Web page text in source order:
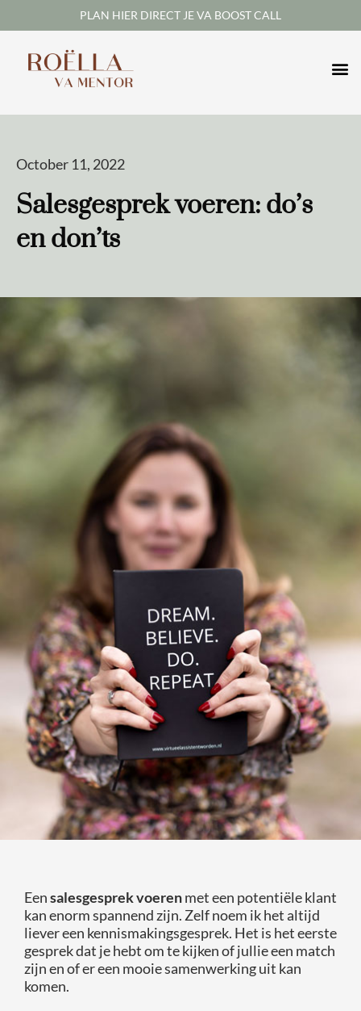
PLAN HIER DIRECT JE VA BOOST CALL
October 11, 2022
Salesgesprek voeren: do’s
en don’ts
Eensalesgesprek voerenmet een potentiële klant
kan enorm spannend zijn. Zelf noem ik het altijd
liever een kennismakingsgesprek. Het is het eerste
gesprek dat je hebt om te kijken of jullie een match
zijn en of er een mooie samenwerking uit kan
komen.